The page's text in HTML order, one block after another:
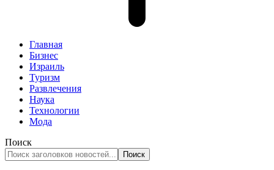
Главная
Бизнес
Израиль
Туризм
Развлечения
Наука
Технологии
Мода
Поиск